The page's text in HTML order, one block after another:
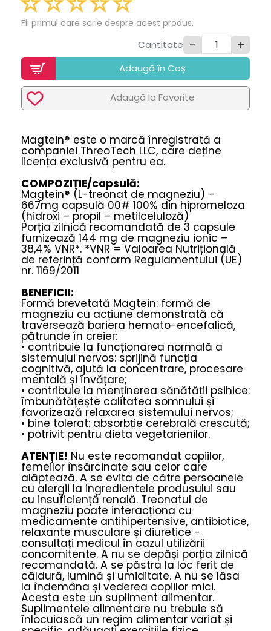
Fii primul care scrie despre acest produs.
Cantitate - +
Adaugã în Coș
Adaugã la Favorite
Magtein® este o marcă înregistrată a
companiei ThreoTech LLC, care deține
licența exclusivă pentru ea.
COMPOZIȚIE/capsulă:
Magtein® (L-treonat de magneziu) –
667mg capsulă 00# 100% din hipromeloza
(hidroxi – propil – metilceluloză)
Porția zilnică recomandată de 3 capsule
furnizează 144 mg de magneziu ionic –
38,4% VNR*. *VNR = Valoarea Nutrițională
de referință conform Regulamentului (UE)
nr. 1169/2011
BENEFICII:
Formă brevetată Magtein: formă de
magneziu cu acțiune demonstrată că
traversează bariera hemato-encefalică,
pătrunde în creier:
• contribuie la funcționarea normală a
sistemului nervos: sprijină funcția
cognitivă, ajută la concentrare, procesare
mentală și învățare;
• contribuie la menținerea sănătății psihice:
îmbunătățește calitatea somnului și
favorizează relaxarea sistemului nervos;
• bine tolerat: absorbție cerebrală crescută;
• potrivit pentru dieta vegetarienilor.
ATENȚIE! Nu este recomandat copiilor,
femeilor însărcinate sau celor care
alăptează. A se evita de către persoanele
cu alergii la ingredientele produsului sau
cu insuficiență renală. Treonatul de
magneziu poate interacționa cu
medicamente antihipertensive, antibiotice,
relaxante musculare și diuretice -
consultați medicul în cazul utilizării
concomitente. A nu se depăși porția zilnică
recomandată. A se păstra la loc ferit de
căldură, lumină și umiditate. A nu se lăsa
la îndemâna și vederea copiilor mici.
Acesta este un supliment alimentar.
Suplimentele alimentare nu trebuie să
înlocuiască un regim alimentar variat și